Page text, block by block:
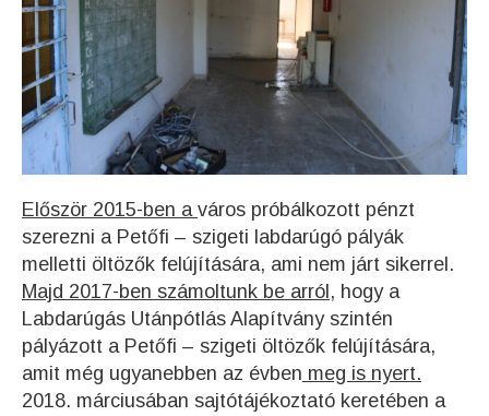
Először 2015-ben a város próbálkozott pénzt
szerezni a Petőfi – szigeti labdarúgó pályák
melletti öltözők felújítására, ami nem járt sikerrel.
Majd 2017-ben számoltunk be arról , hogy a
Labdarúgás Utánpótlás Alapítvány szintén
pályázott a Petőfi – szigeti öltözők felújítására,
amit még ugyanebben az évben meg is nyert.
2018. márciusában sajtótájékoztató keretében a